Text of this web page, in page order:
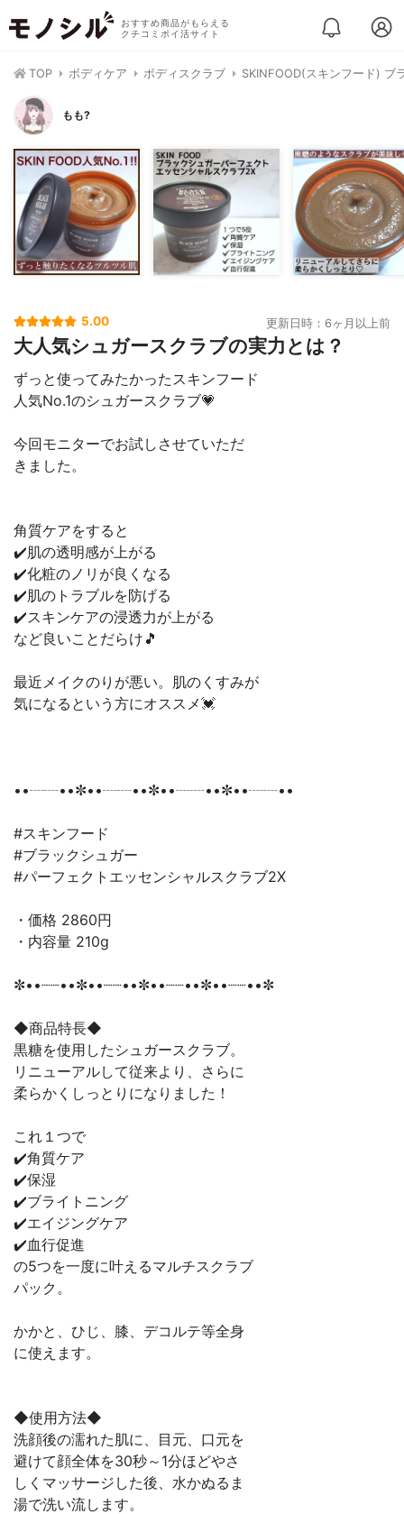
おすすめ商品がもらえる
クチコミポイ活サイト
TOP ボディケア ボディスクラブ SKINFOOD(スキンフード) ブ
もも?
5.00 更新日時：6ヶ月以上前
大人気シュガースクラブの実力とは？
ずっと使ってみたかったスキンフード
人気No.1のシュガースクラブ💗
今回モニターでお試しさせていただ
きました。
角質ケアをすると
✔️肌の透明感が上がる
✔️化粧のノリが良くなる
✔️肌のトラブルを防げる
✔️スキンケアの浸透力が上がる
など良いことだらけ🎵
最近メイクのりが悪い。肌のくすみが
気になるという方にオススメ💓
••┈┈••✼••┈┈••✼••┈┈••✼••┈┈••
#スキンフード
#ブラックシュガー
#パーフェクトエッセンシャルスクラブ2X
・価格 2860円
・内容量 210g
✼••┈┈••✼••┈┈••✼••┈┈••✼••┈┈••✼
◆商品特長◆
黒糖を使用したシュガースクラブ。
リニューアルして従来より、さらに
柔らかくしっとりになりました！
これ１つで
✔️角質ケア
✔️保湿
✔️ブライトニング
✔️エイジングケア
✔️血行促進
の5つを一度に叶えるマルチスクラブ
パック。
かかと、ひじ、膝、デコルテ等全身
に使えます。
◆使用方法◆
洗顔後の濡れた肌に、目元、口元を
避けて顔全体を30秒～1分ほどやさ
しくマッサージした後、水かぬるま
湯で洗い流します。